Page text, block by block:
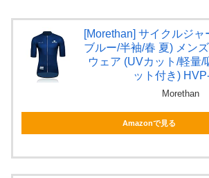
[Morethan] サイクルジャ
ブルー/半袖/春 夏) メン
ウェア (UVカット/軽量/
ット付き)
Morethan
Amazonで見る